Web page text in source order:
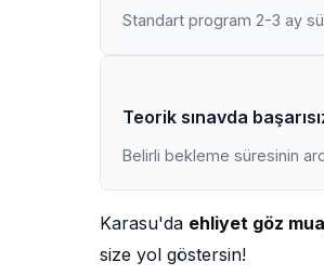
Standart program 2-3 ay
Teorik sınavda
Belirli bekleme süresinin
Karasu'da ehliyet göz
size yol göstersin!